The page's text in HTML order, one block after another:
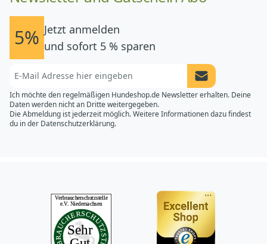
5% Jetzt anmelden
und sofort 5 % sparen
Newsletter
Ich möchte den regelmäßigen Hundeshop.de Newsletter erhalten. Deine
Daten werden nicht an Dritte weitergegeben.
Die Abmeldung ist jederzeit möglich. Weitere Informationen dazu findest
du in der Datenschutzerklärung.